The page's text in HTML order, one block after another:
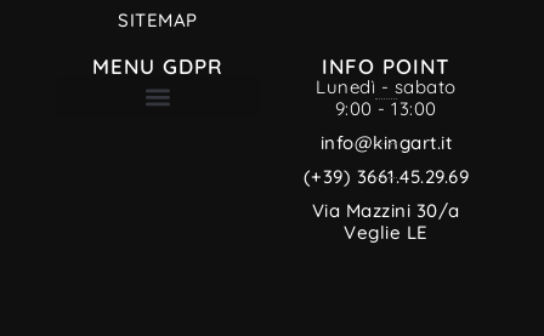
SITEMAP
MENU GDPR INFO POINT
Lunedì - sabato
9:00 - 13:00
info@kingart.it
(+39) 3661.45.29.69
Via Mazzini 30/a
Veglie LE